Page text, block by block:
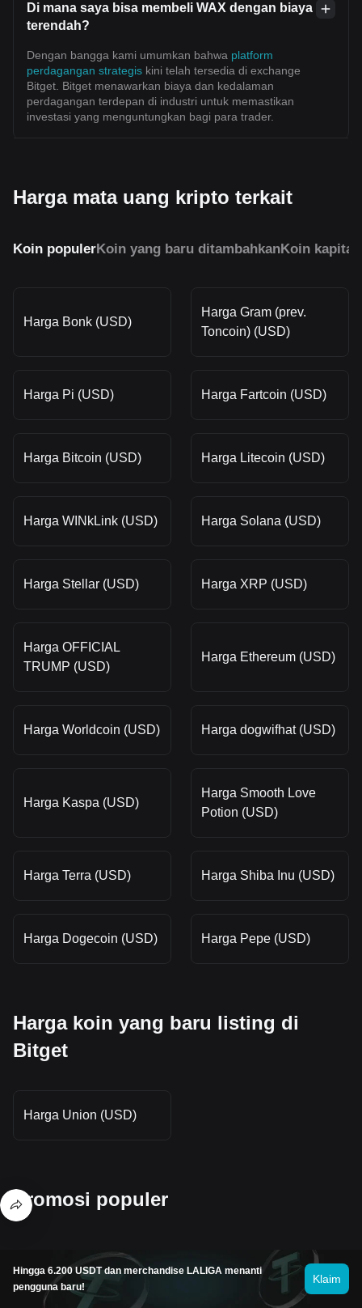
Di mana saya bisa membeli WAX dengan biaya
terendah?
Dengan bangga kami umumkan bahwa platform
perdagangan strategis kini telah tersedia di exchange
Bitget. Bitget menawarkan biaya dan kedalaman
perdagangan terdepan di industri untuk memastikan
investasi yang menguntungkan bagi para trader.
Harga mata uang kripto terkait
Koin populerKoin yang baru ditambahkanKoin
Harga Bonk (USD)
Harga Gram (prev.
Toncoin) (USD)
Harga Pi (USD) Harga Fartcoin (USD)
Harga Bitcoin (USD) Harga Litecoin (USD)
Harga WINkLink (USD) Harga Solana (USD)
Harga Stellar (USD) Harga XRP (USD)
Harga OFFICIAL
TRUMP (USD)
Harga Ethereum (USD)
Harga Worldcoin (USD) Harga dogwifhat (USD)
Harga Kaspa (USD)
Harga Smooth Love
Potion (USD)
Harga Terra (USD) Harga Shiba Inu (USD)
Harga Dogecoin (USD) Harga Pepe (USD)
Harga koin yang baru listing di
Bitget
Harga Union (USD)
Promosi populer
Di mana saya dapat membeli WAX
Hingga 6.200 USDT dan merchandise LALIGA menanti
pengguna baru!
Klaim